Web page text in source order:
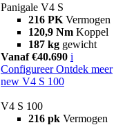
Panigale V4 S
216 PK Vermogen
120,9 Nm Koppel
187 kg gewicht
Vanaf €40.690 i
Configureer Ontdek meer
new V4 S 100
V4 S 100
216 pk Vermogen